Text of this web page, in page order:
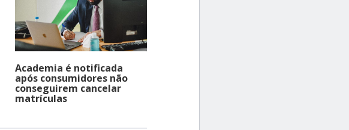
Academia é notificada
após consumidores não
conseguirem cancelar
matrículas